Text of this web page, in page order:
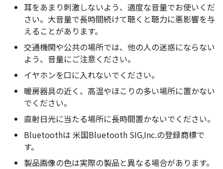
耳をあまり刺激しないよう、適度な音量でお使いくだ
さい。大音量で長時間続けて聴くと聴力に悪影響を与
えることがあります。
交通機関や公共の場所では、他の人の迷惑にならない
よう、音量にご注意ください。
イヤホンを口に入れないでください。
暖房器具の近く、高温やほこりの多い場所に置かない
でください。
直射日光に当たる場所に長時間置かないでください。
Bluetoothは 米国Bluetooth SIG,Inc.の登録商標で
す。
製品画像の色は実際の製品と異なる場合があります。